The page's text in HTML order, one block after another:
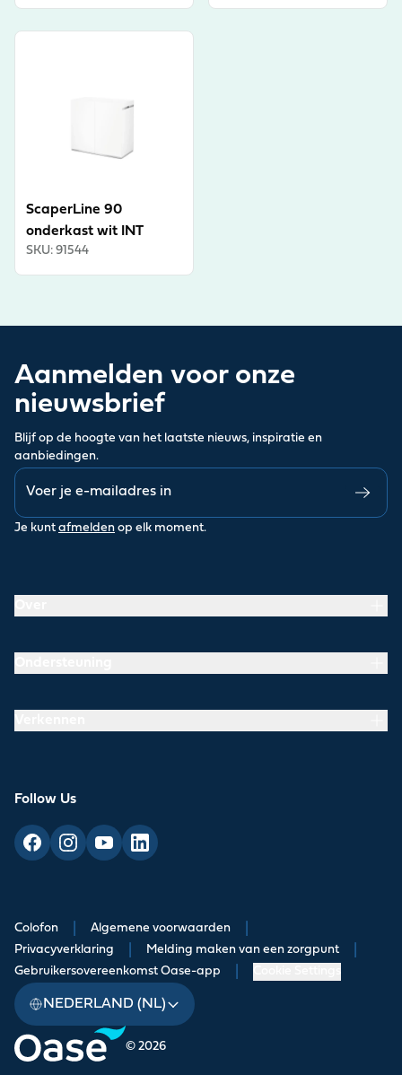
ScaperLine 90
onderkast wit INT
SKU: 91544
Aanmelden voor onze
nieuwsbrief
Blijf op de hoogte van het laatste nieuws, inspiratie en
aanbiedingen.
Je kunt afmelden op elk moment.
Follow Us
© 2026
Colofon Algemene voorwaarden
Privacyverklaring Melding maken van een zorgpunt
Gebruikersovereenkomst Oase-app
NEDERLAND (NL)